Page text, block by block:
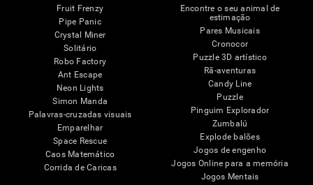
Fruit Frenzy
Pipe Panic
Crystal Miner
Solitário
Robo Factory
Ant Escape
Neon Lights
Simon Manda
Palavras-cruzadas visuais
Emparelhar
Space Rescue
Caos Matemático
Corrida de Caricas
Encontre o seu animal de
estimação
Pares Musicais
Cronocor
Puzzle 3D artístico
Rã-aventuras
Candy Line
Puzzle
Pinguim Explorador
Zumbalú
Explode balões
Jogos de engenho
Jogos Online para a memória
Jogos Mentais